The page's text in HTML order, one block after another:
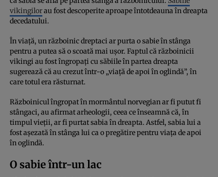
vikingilorau fost descoperite aproape întotdeauna în dreapta
decedatului.
În viață, un războinic dreptaci ar purta o sabie în stânga
pentru a putea să o scoată mai ușor. Faptul că războinicii
vikingi au fost îngropați cu săbiile în partea dreapta
sugerează că au crezut într-o „viață de apoi în oglindă”, în
care totul era răsturnat.
Războinicul îngropat în mormântul norvegian ar fi putut fi
stângaci, au afirmat arheologii, ceea ce înseamnă că, în
timpul vieții, ar fi purtat sabia în dreapta. Astfel, sabia lui a
fost așezată în stânga lui ca o pregătire pentru viața de apoi
în oglindă.
O sabie într-un lac